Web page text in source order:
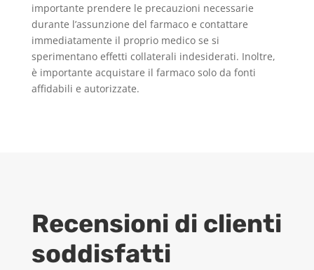
importante prendere le precauzioni necessarie
durante l’assunzione del farmaco e contattare
immediatamente il proprio medico se si
sperimentano effetti collaterali indesiderati. Inoltre,
è importante acquistare il farmaco solo da fonti
affidabili e autorizzate.
Recensioni di clienti
soddisfatti